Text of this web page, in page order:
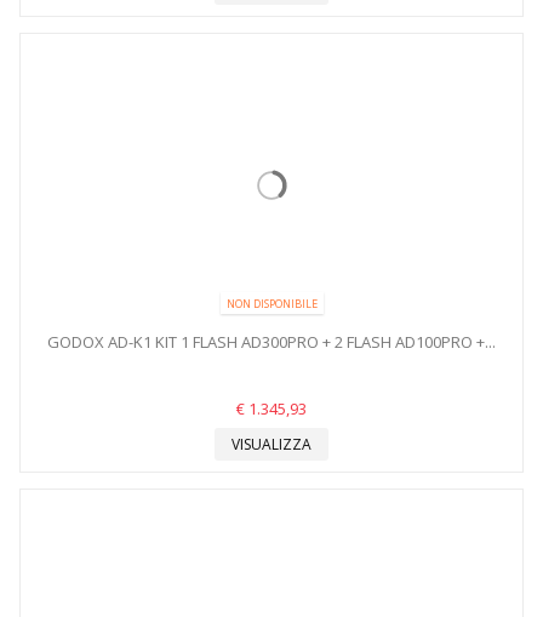
NON DISPONIBILE
GODOX AD-K1 KIT 1 FLASH AD300PRO + 2 FLASH AD100PRO +...
€ 1.345,93
VISUALIZZA